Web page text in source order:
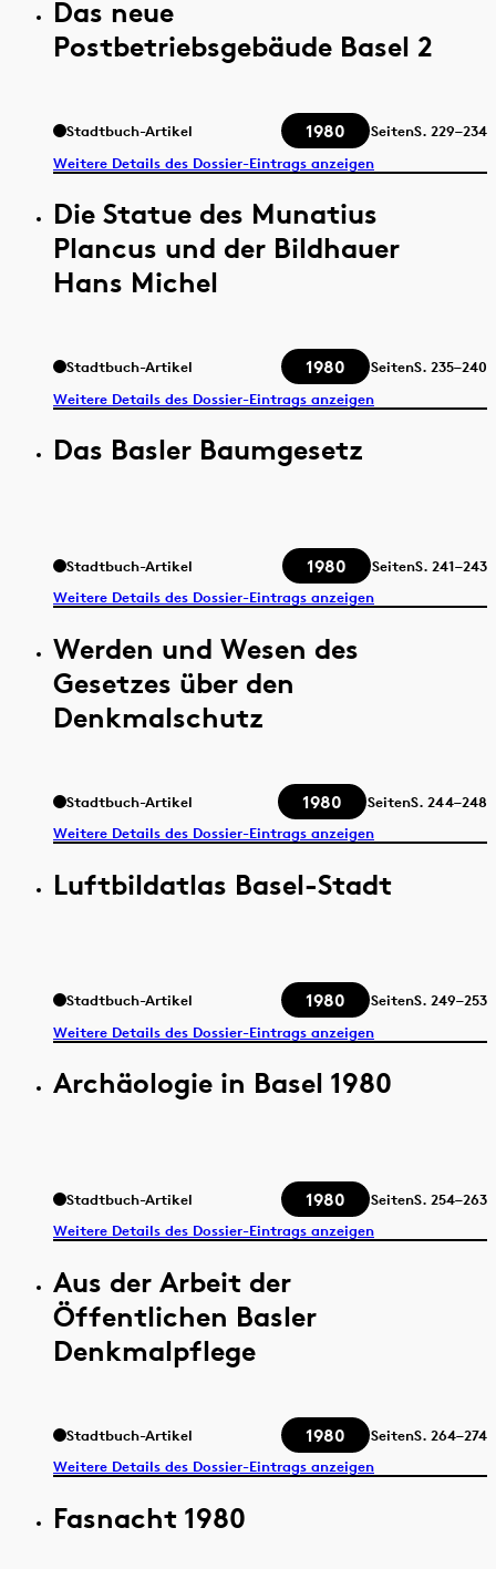
Das neue
Postbetriebsgebäude Basel 2
Stadtbuch-Artikel 1980 SeitenS. 229–234
Weitere Details des Dossier-Eintrags anzeigen
Die Statue des Munatius
Plancus und der Bildhauer
Hans Michel
Stadtbuch-Artikel 1980 SeitenS. 235–240
Weitere Details des Dossier-Eintrags anzeigen
Das Basler Baumgesetz
Stadtbuch-Artikel 1980 SeitenS. 241–243
Weitere Details des Dossier-Eintrags anzeigen
Werden und Wesen des
Gesetzes über den
Denkmalschutz
Stadtbuch-Artikel 1980 SeitenS. 244–248
Weitere Details des Dossier-Eintrags anzeigen
Luftbildatlas Basel-Stadt
Stadtbuch-Artikel 1980 SeitenS. 249–253
Weitere Details des Dossier-Eintrags anzeigen
Archäologie in Basel 1980
Stadtbuch-Artikel 1980 SeitenS. 254–263
Weitere Details des Dossier-Eintrags anzeigen
Aus der Arbeit der
Öffentlichen Basler
Denkmalpflege
Stadtbuch-Artikel 1980 SeitenS. 264–274
Weitere Details des Dossier-Eintrags anzeigen
Fasnacht 1980